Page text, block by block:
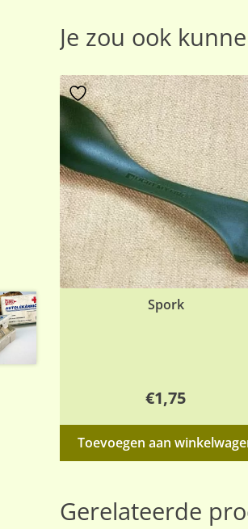
Je zou ook
Spork
€1,75
Toevoegen aan
Gerelateerde